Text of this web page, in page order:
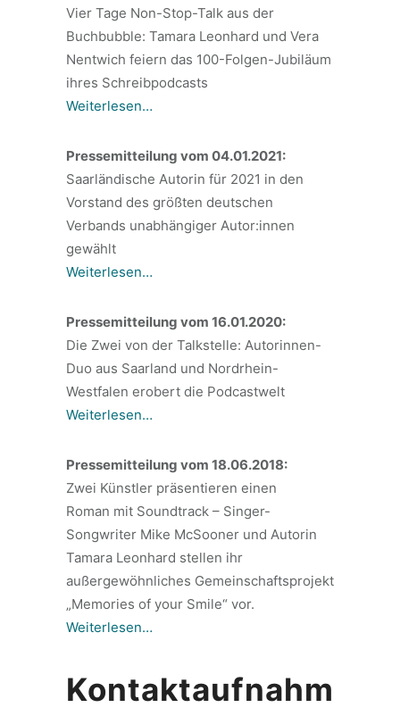
Vier Tage Non-Stop-Talk aus der
Buchbubble: Tamara Leonhard und Vera
Nentwich feiern das 100-Folgen-Jubiläum
ihres Schreibpodcasts
Weiterlesen…
Pressemitteilung vom 04.01.2021:
Saarländische Autorin für 2021 in den
Vorstand des größten deutschen
Verbands unabhängiger Autor:innen
gewählt
Weiterlesen…
Pressemitteilung vom 16.01.2020:
Die Zwei von der Talkstelle: Autorinnen-
Duo aus Saarland und Nordrhein-
Westfalen erobert die Podcastwelt
Weiterlesen…
Pressemitteilung vom 18.06.2018:
Zwei Künstler präsentieren einen
Roman mit Soundtrack – Singer-
Songwriter Mike McSooner und Autorin
Tamara Leonhard stellen ihr
außergewöhnliches Gemeinschaftsprojekt
„Memories of your Smile“ vor.
Weiterlesen…
Kontaktaufnahm